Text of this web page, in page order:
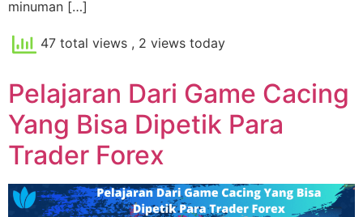
minuman […]
47 total views , 2 views today
Pelajaran Dari Game Cacing
Yang Bisa Dipetik Para
Trader Forex